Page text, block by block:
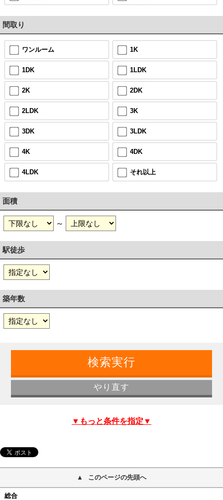
間取り
ワンルーム 1K
1DK 1LDK
2K 2DK
2LDK 3K
3DK 3LDK
4K 4DK
4LDK それ以上
面積
～
駅徒歩
築年数
▼もっと条件を指定▼
このページの先頭へ
総合